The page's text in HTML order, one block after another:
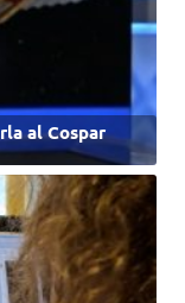
al Cospar